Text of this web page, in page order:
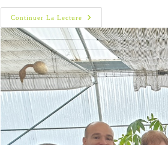
Continuer La Lecture
Formation
« Greffe »
Pour
Les
Employés
De
La
Serre
Municipale
D’Alès